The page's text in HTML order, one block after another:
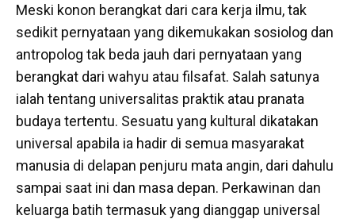
Meski konon berangkat dari cara kerja ilmu, tak
sedikit pernyataan yang dikemukakan sosiolog dan
antropolog tak beda jauh dari pernyataan yang
berangkat dari wahyu atau filsafat. Salah satunya
ialah tentang universalitas praktik atau pranata
budaya tertentu. Sesuatu yang kultural dikatakan
universal apabila ia hadir di semua masyarakat
manusia di delapan penjuru mata angin, dari dahulu
sampai saat ini dan masa depan. Perkawinan dan
keluarga batih termasuk yang dianggap universal